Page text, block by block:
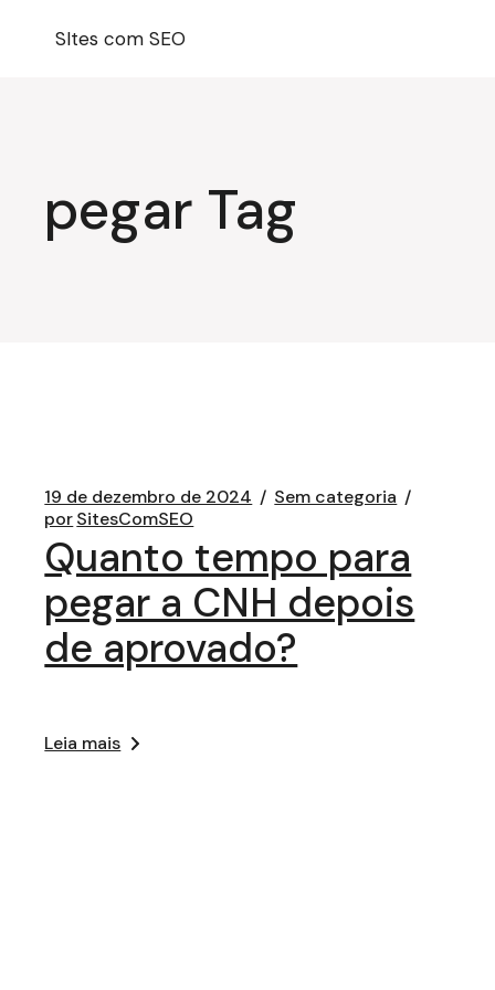
SItes com SEO
pegar Tag
19 de dezembro de 2024
Sem categoria
porSitesComSEO
Quanto tempo para
pegar a CNH depois
de aprovado?
Leia mais